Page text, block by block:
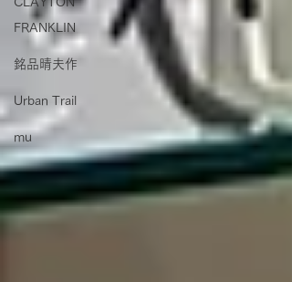
FRANKLIN
銘品晴夫作
Urban Trail
mu